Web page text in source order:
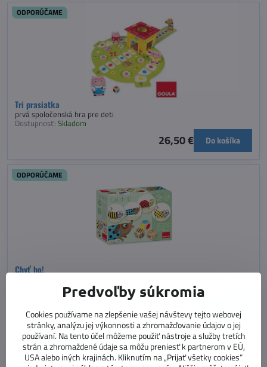
Tri prasiatka
ODPORÚČAME
prvá spoločenská hra pre deti
Dostupnosť: Skladom
26,50 € Do košíka
Chyť ho!
ODPORÚČAME
Skladom
ODPORÚČAME
Predvoľby súkromia
Cookies používame na zlepšenie vašej návštevy tejto webovej
stránky, analýzu jej výkonnosti a zhromažďovanie údajov o jej
používaní. Na tento účel môžeme použiť nástroje a služby tretích
strán a zhromaždené údaje sa môžu preniesť k partnerom v EÚ,
USA alebo iných krajinách. Kliknutím na „Prijať všetky cookies“